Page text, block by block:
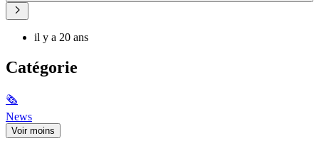
il y a 20 ans
Catégorie
🗞
News
Voir moins